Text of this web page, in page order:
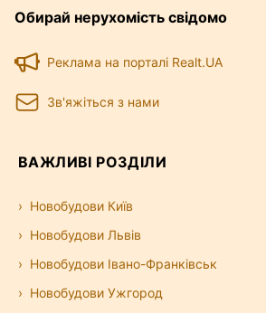
— розмістіть оголошення, і вже
відвідувачів сайту.
Обирай нерухомість свідомо
Реклама на порталі Realt.UA
Зв'яжіться з нами
ВАЖЛИВІ РОЗДІЛИ
Новобудови Київ
Новобудови Львів
Новобудови Івано-Франківськ
Новобудови Ужгород